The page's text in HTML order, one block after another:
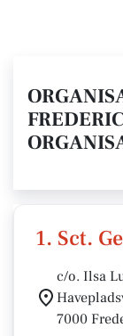
1. Sct.
c/o. Ilsa
7000